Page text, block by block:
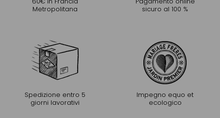
Metropolitana
sicuro al 100 %
Spedizione entro 5
giorni lavorativi
Impegno equo et
ecologico